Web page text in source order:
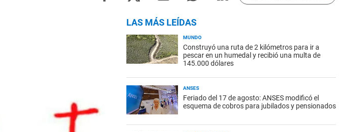
LAS MÁS LEÍDAS
MUNDO
Construyó una ruta de 2 kilómetros para ir a
pescar en un humedal y recibió una multa de
145.000 dólares
ANSES
Feriado del 17 de agosto: ANSES modificó el
esquema de cobros para jubilados y pensionados